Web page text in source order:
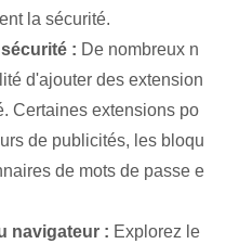
la sécurité.
: De nombreux n
d'ajouter des extension
Certaines extensions po
de publicités, les bloqu
de mots de passe e
navigateur : Explorez le